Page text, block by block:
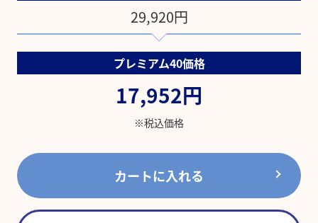
29,920円
プレミアム40価格
17,952円
※税込価格
カートに入れる